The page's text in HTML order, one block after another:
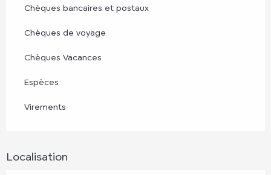
Chèques bancaires et postaux
Chèques de voyage
Chèques Vacances
Espèces
Virements
Localisation